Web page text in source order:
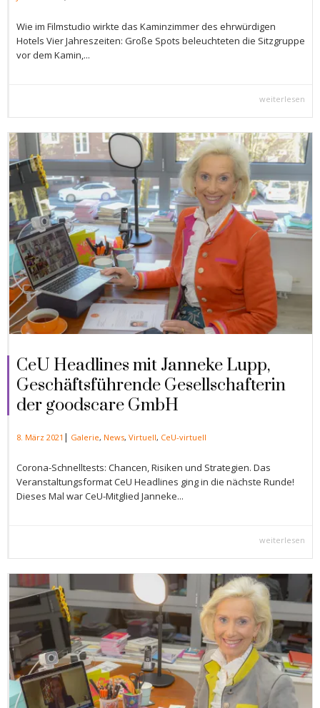
Wie im Filmstudio wirkte das Kaminzimmer des ehrwürdigen
Hotels Vier Jahreszeiten: Große Spots beleuchteten die Sitzgruppe
vor dem Kamin,...
weiterlesen
CeU Headlines mit Janneke Lupp,
Geschäftsführende Gesellschafterin
der goodscare GmbH
8. März 2021 | Galerie, News, Virtuell, CeU-virtuell
Corona-Schnelltests: Chancen, Risiken und Strategien. Das
Veranstaltungsformat CeU Headlines ging in die nächste Runde!
Dieses Mal war CeU-Mitglied Janneke...
weiterlesen